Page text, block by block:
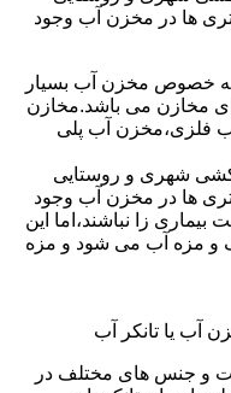
ها در مخزن آب وجود
به خصوص مخزن آب بسیار
ای مخازن می باشد.مخازن
فلزی،مخزن آب پلی
کشی شهری و روستایی
ها در مخزن آب وجود
زا نباشند،اما این
و مزه آب می شود و مزه
یا تانکر آب
و جنس های مختلف در